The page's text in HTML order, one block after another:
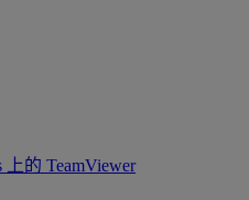
上的 TeamViewer